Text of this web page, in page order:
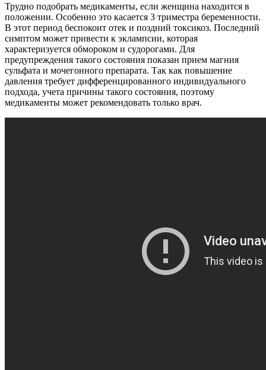
Трудно подобрать медикаменты, если женщина находится в
положении. Особенно это касается 3 триместра беременности.
В этот период беспокоит отек и поздний токсикоз. Последний
симптом может привести к эклампсии, которая
характеризуется обмороком и судорогами. Для
предупреждения такого состояния показан прием магния
сульфата и мочегонного препарата. Так как повышение
давления требует дифференцированного индивидуального
подхода, учета причины такого состояния, поэтому
медикаменты может рекомендовать только врач.